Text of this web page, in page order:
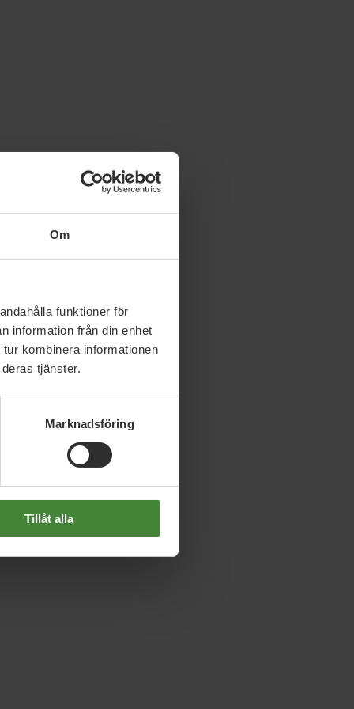
Om
funktioner för
information från din enhet
kombinera informationen
tjänster.
Marknadsföring
Tillåt alla